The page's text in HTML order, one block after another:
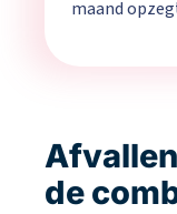
maand
de